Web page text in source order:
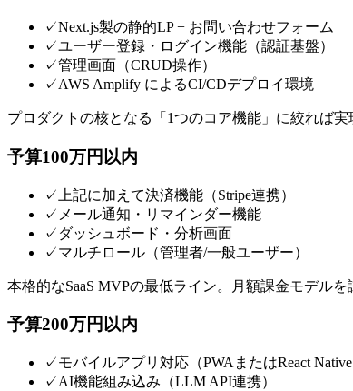
✓Next.js製の静的LP + お問い合わせフォーム
✓ユーザー登録・ログイン機能（認証基盤）
✓管理画面（CRUD操作）
✓AWS Amplify によるCI/CDデプロイ環境
プロダクトの核となる「1つのコア機能」に絞れば
予算100万円以内
✓ 上記に加えて決済機能（Stripe連携）
✓ メール通知・リマインダー機能
✓ ダッシュボード・分析画面
✓マルチロール（管理者/一般ユーザー）
本格的なSaaS MVPの最低ライン。月額課金モデルを
予算200万円以内
✓モバイルアプリ対応（PWAまたはReact Native
✓AI機能組み込み（LLM API連携）